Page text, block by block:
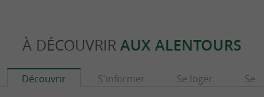
À DÉCOUVRIR AUX ALENTOURS
Découvrir S'informer Se loger Se